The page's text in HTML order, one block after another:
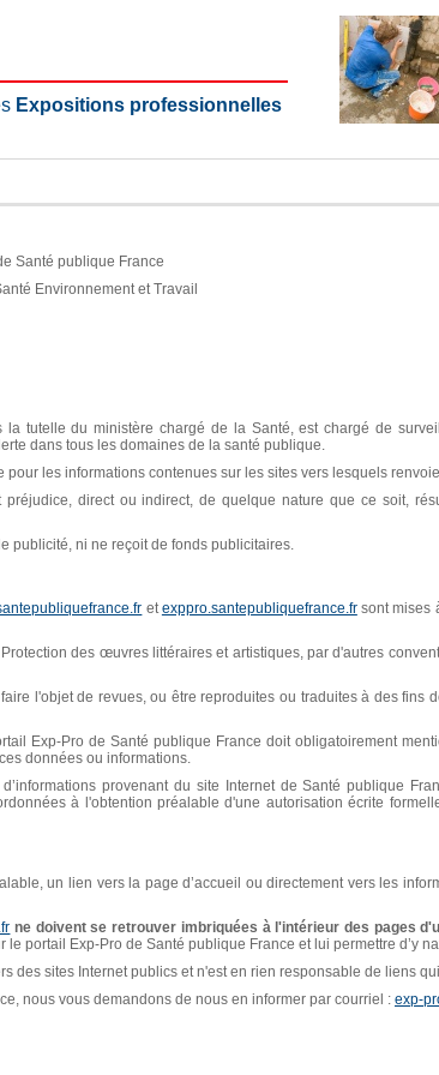
Expositions professionnelles
Santé publique France
Environnement et Travail
tutelle du ministère chargé de la Santé, est chargé de
dans tous les domaines de la santé publique.
les informations contenues sur les sites vers lesquels
direct ou indirect, de quelque nature que ce soit,
publicité, ni ne reçoit de fonds publicitaires.
etexppro.santepubliquefrance.frsont mises
des œuvres littéraires et artistiques, par d'autres
l'objet de revues, ou être reproduites ou traduites à des fins
Exp-Pro de Santé publique France doit obligatoirement
données ou informations.
provenant du site Internet de Santé publique
à l'obtention préalable d'une autorisation écrite
un lien vers la page d’accueil ou directement vers les
ne doivent se retrouver imbriquées à l'intérieur des pages
portail Exp-Pro de Santé publique France et lui permettre d’y
des sites Internet publics et n'est en rien responsable de liens
nous vous demandons de nous en informer par courriel : exp-